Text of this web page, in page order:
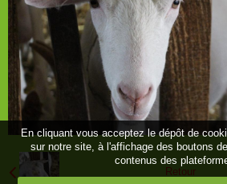
Retour
En cliquant vous acceptez le dépôt de
sur notre site, à l'affichage des boutons
contenus des